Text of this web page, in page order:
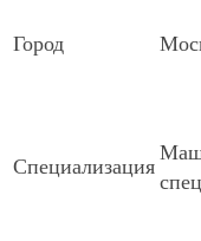
Город
Специализация